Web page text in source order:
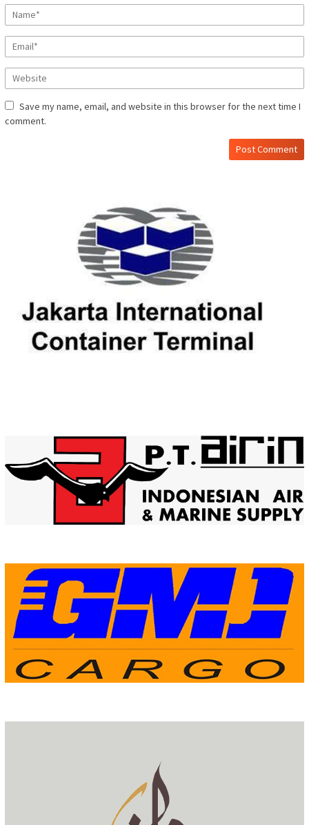
Save my name, email, and website in this browser for the next time I
comment.